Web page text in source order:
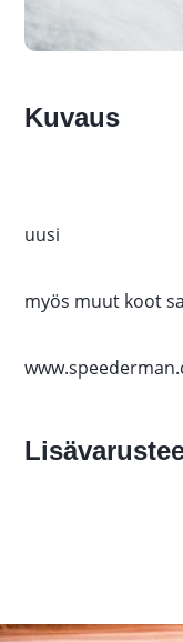
Kuvaus
uusi
myös muut koot